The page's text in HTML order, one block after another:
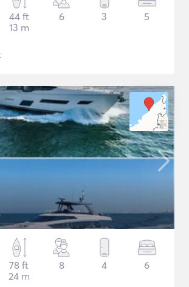
44 ft
13 m
6 3 5
78 ft
24 m
8 4 6